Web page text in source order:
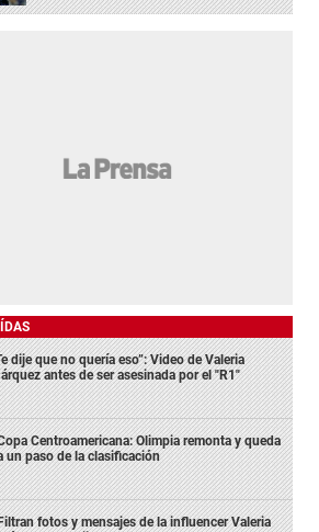
dije que no quería eso”: Video de Valeria
antes de ser asesinada por el "R1"
Centroamericana: Olimpia remonta y queda
un paso de la clasificación
fotos y mensajes de la influencer Valeria